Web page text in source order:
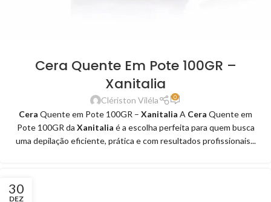
Cera Quente Em Pote 100GR –
Xanitalia
Clériston Viléla 0
Cera Quente em Pote 100GR – Xanitalia A Cera Quente em
Pote 100GR da Xanitalia é a escolha perfeita para quem busca
uma depilação eficiente, prática e com resultados profissionais...
30
DEZ